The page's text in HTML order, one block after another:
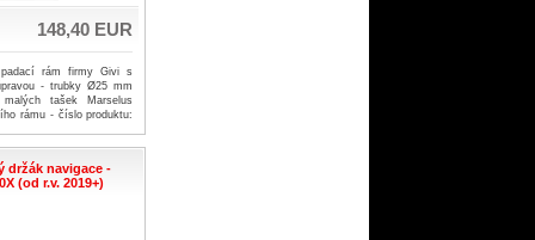
148,40 EUR
padací rám firmy Givi s
- trubky Ø25 mm
malých tašek Marselus
rámu - číslo produktu:
držák navigace -
(od r.v. 2019+)